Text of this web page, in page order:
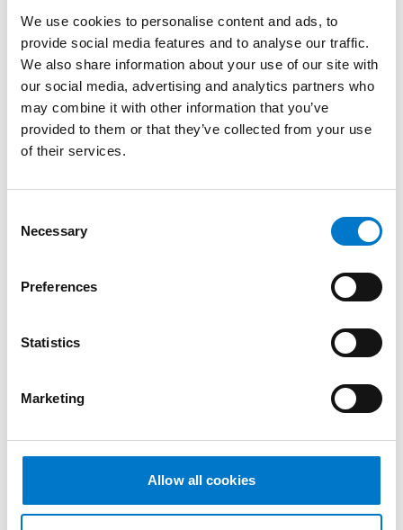
We use cookies to personalise content and ads, to
provide social media features and to analyse our traffic.
We also share information about your use of our site with
our social media, advertising and analytics partners who
may combine it with other information that you’ve
provided to them or that they’ve collected from your use
of their services.
Necessary
Preferences
Statistics
Marketing
Allow all cookies
Wie wollen Sie die Wettbewerbsfähigkeit von Standby
stärken?
Wir müssen in dem, was wir tun, weiterhin die Besten
sein. Das bedeutet, dass wir unsere beliebten
Lösungen in den Bereichen Beleuchtung, Beschallung
unserer Rolle als Komplettsystemanbieter zu wachsen,
und Unterstützung. Darüber hinaus wollen wir
beispielsweise die Wiederverwendung von Produkten
anbieten, um deren Lebensdauer zu verlängern.
In welchen Marktbereichen sehen Sie die größten
Neben unseren Kernbereichen wie Polizei, Feuerwehr
und Krankenwagen sehe ich ein großes Potenzial im
Möglichkeiten, international zu wachsen, mit der guten
gibt, neue Märkte zu erschließen.